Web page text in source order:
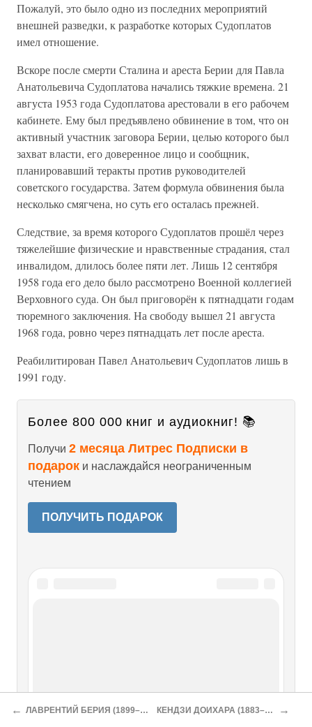
Пожалуй, это было одно из последних мероприятий
внешней разведки, к разработке которых Судоплатов
имел отношение.
Вскоре после смерти Сталина и ареста Берии для Павла
Анатольевича Судоплатова начались тяжкие времена. 21
августа 1953 года Судоплатова арестовали в его рабочем
кабинете. Ему был предъявлено обвинение в том, что он
активный участник заговора Берии, целью которого был
захват власти, его доверенное лицо и сообщник,
планировавший теракты против руководителей
советского государства. Затем формула обвинения была
несколько смягчена, но суть его осталась прежней.
Следствие, за время которого Судоплатов прошёл через
тяжелейшие физические и нравственные страдания, стал
инвалидом, длилось более пяти лет. Лишь 12 сентября
1958 года его дело было рассмотрено Военной коллегией
Верховного суда. Он был приговорён к пятнадцати годам
тюремного заключения. На свободу вышел 21 августа
1968 года, ровно через пятнадцать лет после ареста.
Реабилитирован Павел Анатольевич Судоплатов лишь в
1991 году.
Более 800 000 книг и аудиокниг! 📚
Получи 2 месяца Литрес Подписки в
подарок и наслаждайся неограниченным
чтением
ПОЛУЧИТЬ ПОДАРОК
КОРЕЯ. 1945-1996 гг. Краткая историко-географическая
справкаКорея – страна в Восточной Азии, расположенная
← ЛАВРЕНТИЙ БЕРИЯ (1899–1953) КЕНДЗИ ДОИХАРА (1883–1948) →